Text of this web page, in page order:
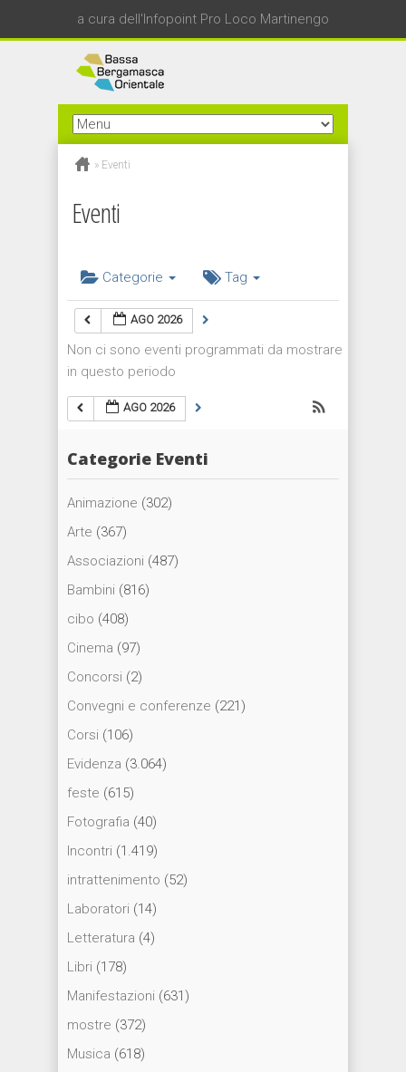
a cura dell'Infopoint Pro Loco Martinengo
» Eventi
Eventi
Categorie Tag
AGO 2026
Non ci sono eventi programmati da mostrare
in questo periodo
AGO 2026
Categorie Eventi
Animazione (302)
Arte (367)
Associazioni (487)
Bambini (816)
cibo (408)
Cinema (97)
Concorsi (2)
Convegni e conferenze (221)
Corsi (106)
Evidenza (3.064)
feste (615)
Fotografia (40)
Incontri (1.419)
intrattenimento (52)
Laboratori (14)
Letteratura (4)
Libri (178)
Manifestazioni (631)
mostre (372)
Musica (618)